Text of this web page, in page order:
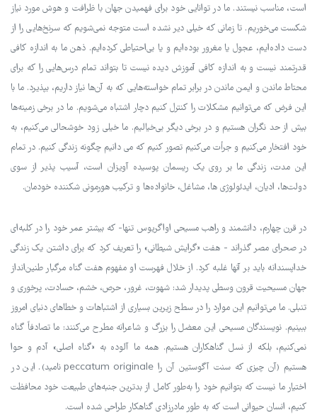
است، مناسب نیستند. ما در توانایی خود برای فهمیدن جهان با ظرافت و هوش مورد نیاز
شکست می‌خوریم. تا زمانی که خیلی دیر نشده است متوجه نمی‌شویم که سرنخ‌هایی را از
دست داده‌ایم، عجول یا مغرور بوده‌ایم و یا بی‌احتیاطی کرده‌ایم. ذهن ما به اندازه کافی
قدرتمند نیست و به اندازه کافی آموزش دیده نیست تا بتواند تمام درس‌هایی را که برای
محتاط ماندن و ایمن ماندن در برابر تمام خواسته‌هایی که به آن‌ها نیاز داریم، بپذیرد. ما با
این فرض که می‌توانیم مشکلات را کنترل کنیم دچار اشتباه می‌شویم. ما در برخی زمینه‌ها
بیش از حد نگران هستیم و در برخی دیگر بی‌خیالیم. ما خیلی زود خوشحالی می‌کنیم، به
خود افتخار می‌کنیم و جرأت می‌کنیم تصور کنیم که می دانیم چگونه زندگی کنیم. در تمام
این مدت، زندگی ما بر روی یک ریسمان پوسیده آویزان است، آسیب پذیر از سوی
دولت‌ها، ادیان، ایدئولوژی ها، مشاغل، خانواد‌ه‌ها و ترکیب هورمونی شکننده خودمان.
در قرن چهارم، دانشمند و راهب مسیحی اواگریوس تنها- که بیشتر عمر خود را در کلبه‌ای
در صحرای مصر گذراند - هفت «گرایش شیطانی» را تعریف کرد که برای داشتن یک زندگی
خداپسندانه باید بر آنها غلبه کرد. از خلال فهرست او مفهوم هفت گناه مرگبار طنین‌انداز
جهان مسیحیت قرون وسطی پدیدار شد: شهوت، غرور، حرص، خشم، حسادت، پرخوری و
تنبلی. ما می‌توانیم این موارد را در سطح زیرین بسیاری از اشتباهات و خطاهای دنیای امروز
ببینیم. نویسندگان مسیحی این معضل را بزرگ و شاعرانه مطرح می‌کنند: ما تصادفاً گناه
نمی‌کنیم، بلکه از نسل گناهکاران هستیم. همه ما آلوده به «گناه اصلی» آدم و حوا
هستیم (آن چیزی که سنت آگوستین آن را peccatum originale نامید). این در
اختیار ما نیست که بتوانیم خود را به‌طور کامل از بدترین جنبه‌های طبیعت خود محافظت
کنیم، انسان حیوانی است که به طور مادرزادی گناهکار طراحی شده است.